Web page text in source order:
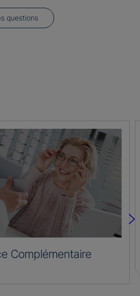
questions
Complémentaire